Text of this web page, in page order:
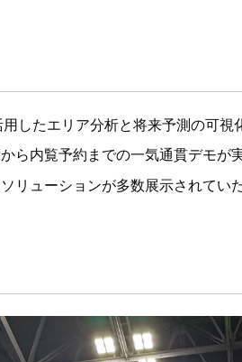
したエリア分析と将来予測の可視
ら内覧予約までの一気通貫デモが
リューションが多数展示されてい